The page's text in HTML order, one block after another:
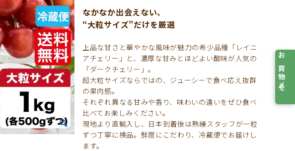
なかなか出会えない、
“大粒サイズ”だけを厳選
上品な甘さと華やかな風味が魅力の希少品種「レイニ
アチェリー」と、濃厚な甘みとほどよい酸味が人気の
「ダークチェリー」。
超大粒サイズならではの、ジューシーで食べ応え抜群
の果肉感。
それぞれ異なる甘みや香り、味わいの違いをぜひ食べ
比べてお楽しみください。
現地より直輸入し、日本到着後は熟練スタッフが一粒
ずつ丁寧に検品。鮮度にこだわり、冷蔵便でお届けし
ます。
お買物メモ